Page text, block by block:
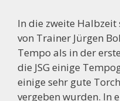
In die zweite
von Trainer Jürgen
Tempo als in der
die JSG einige
einige sehr gute
vergeben wurden. In